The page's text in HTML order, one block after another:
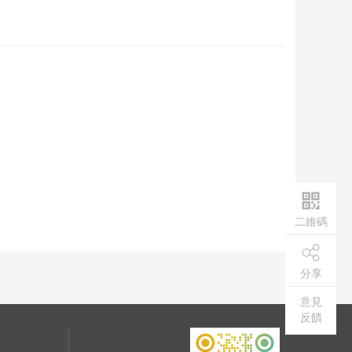
二維碼
分享
意見
反饋